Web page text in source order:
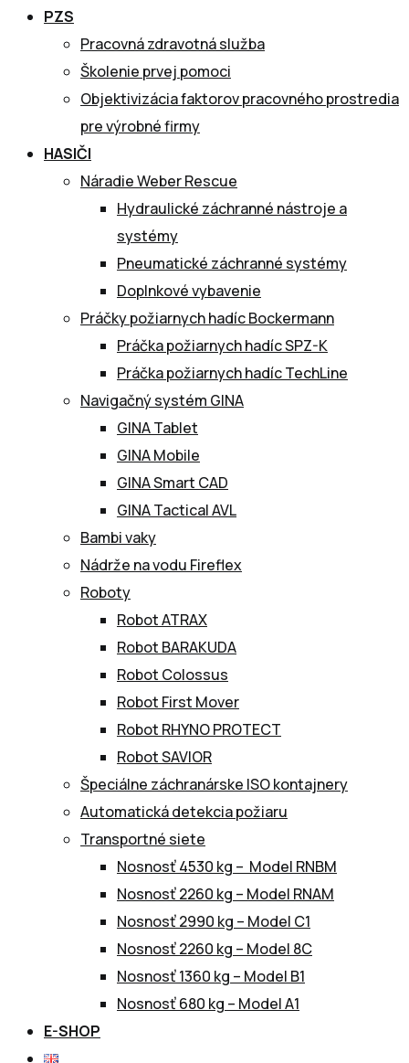
PZS
Pracovná zdravotná služba
Školenie prvej pomoci
Objektivizácia faktorov pracovného prostredia
pre výrobné firmy
HASIČI
Náradie Weber Rescue
Hydraulické záchranné nástroje a
systémy
Pneumatické záchranné systémy
Doplnkové vybavenie
Práčky požiarnych hadíc Bockermann
Práčka požiarnych hadíc SPZ-K
Práčka požiarnych hadíc TechLine
Navigačný systém GINA
GINA Tablet
GINA Mobile
GINA Smart CAD
GINA Tactical AVL
Bambi vaky
Nádrže na vodu Fireflex
Roboty
Robot ATRAX
Robot BARAKUDA
Robot Colossus
Robot First Mover
Robot RHYNO PROTECT
Robot SAVIOR
Špeciálne záchranárske ISO kontajnery
Automatická detekcia požiaru
Transportné siete
Nosnosť 4530 kg – Model RNBM
Nosnosť 2260 kg – Model RNAM
Nosnosť 2990 kg – Model C1
Nosnosť 2260 kg – Model 8C
Nosnosť 1360 kg – Model B1
Nosnosť 680 kg – Model A1
E-SHOP